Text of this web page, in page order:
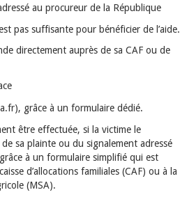
au procureur de la République
pas suffisante pour bénéficier de l’aide.
directement auprès de sa CAF ou de
grâce à un formulaire dédié.
être effectuée, si la victime le
sa plainte ou du signalement adressé
à un formulaire simplifié qui est
d’allocations familiales (CAF) ou à la
(MSA).